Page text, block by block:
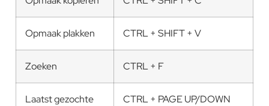
Opmaak plakken CTRL + SHIFT + V
Zoeken CTRL + F
Laatst gezochte
CTRL + PAGE UP/DOWN